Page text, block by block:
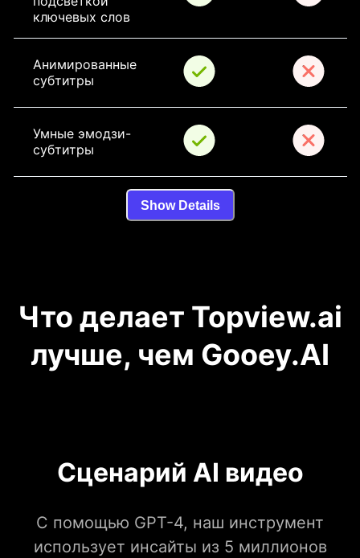
ключевых слов
Анимированные
субтитры
Умные эмодзи-
субтитры
Show Details
Что делает Topview.ai
лучше, чем Gooey.AI
Сценарий AI видео
С помощью GPT-4, наш инструмент
использует инсайты из 5 миллионов